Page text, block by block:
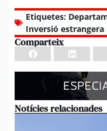
Etiquetes:
Inversió estrangera
Comparteix
Notícies relacionades